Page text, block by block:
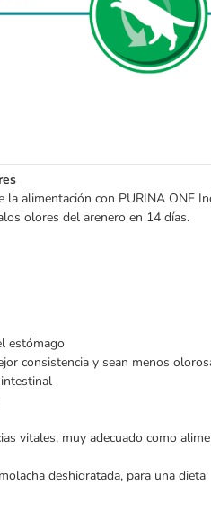
la alimentación con PURINA ONE
olores del arenero en 14 días.
estómago
consistencia y sean menos
vitales, muy adecuado como
deshidratada, para una dieta